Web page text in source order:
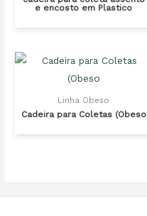
e encosto em Plastico
Linha Obeso
Cadeira para Coletas (Obeso